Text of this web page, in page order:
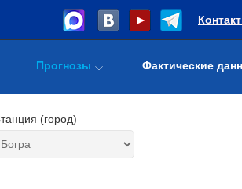
Прогнозы Фактические
(город)